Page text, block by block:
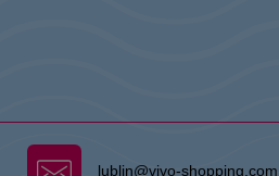
lublin@vivo-shopping.com